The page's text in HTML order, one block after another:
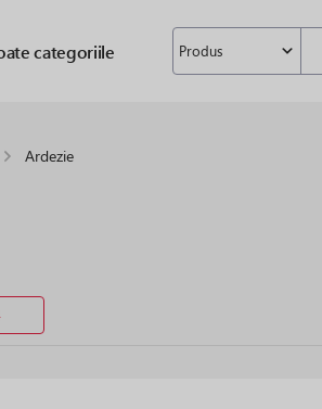
categoriile Produs
Ardezie